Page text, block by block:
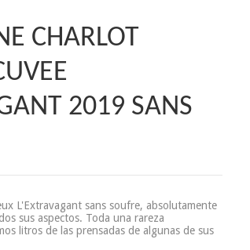
CHARLOT
2019 SANS
L'Extravagant sans soufre, absolutamente
sus aspectos. Toda una rareza
litros de las prensadas de algunas de sus